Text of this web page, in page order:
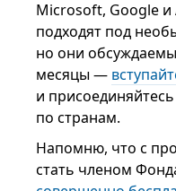
Microsoft, Google и
подходят под
но они
месяцы —
и
по странам.
Напомню, что с
стать членом